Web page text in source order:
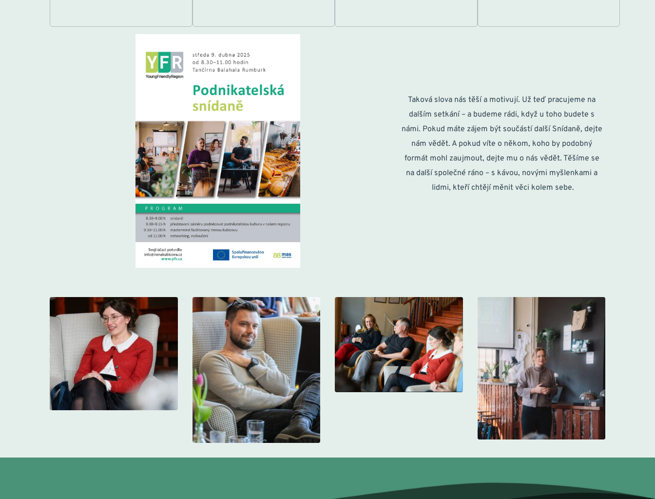
Taková slova nás těší a motivují. Už teď pracujeme na
dalším setkání – a budeme rádi, když u toho budete s
námi. Pokud máte zájem být součástí další Snídaně, dejte
nám vědět. A pokud víte o někom, koho by podobný
formát mohl zaujmout, dejte mu o nás vědět. Těšíme se
na další společné ráno – s kávou, novými myšlenkami a
lidmi, kteří chtějí měnit věci kolem sebe.